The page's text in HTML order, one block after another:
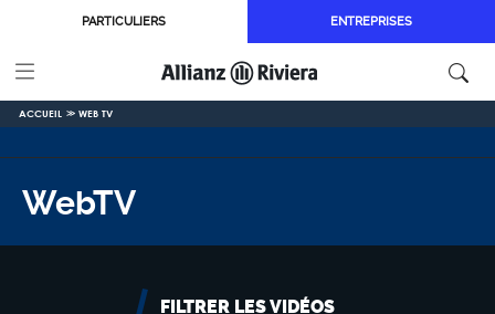
Aller au contenu principal
PARTICULIERS ENTREPRISES
ACCUEIL WEB TV
WebTV
FILTRER LES VIDÉOS